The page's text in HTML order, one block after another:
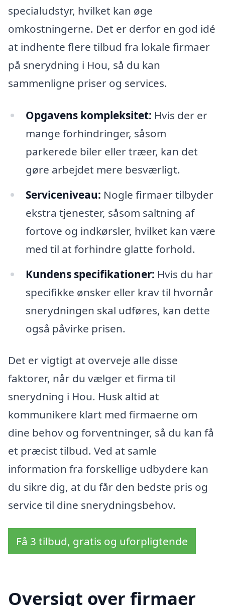
specialudstyr, hvilket kan øge
omkostningerne. Det er derfor en god idé
at indhente flere tilbud fra lokale firmaer
på snerydning i Hou, så du kan
sammenligne priser og services.
Opgavens kompleksitet: Hvis der er
mange forhindringer, såsom
parkerede biler eller træer, kan det
gøre arbejdet mere besværligt.
Serviceniveau: Nogle firmaer tilbyder
ekstra tjenester, såsom saltning af
fortove og indkørsler, hvilket kan være
med til at forhindre glatte forhold.
Kundens specifikationer: Hvis du har
specifikke ønsker eller krav til hvornår
snerydningen skal udføres, kan dette
også påvirke prisen.
Det er vigtigt at overveje alle disse
faktorer, når du vælger et firma til
snerydning i Hou. Husk altid at
kommunikere klart med firmaerne om
dine behov og forventninger, så du kan få
et præcist tilbud. Ved at samle
information fra forskellige udbydere kan
du sikre dig, at du får den bedste pris og
service til dine snerydningsbehov.
Få 3 tilbud, gratis og uforpligtende
Oversigt over firmaer